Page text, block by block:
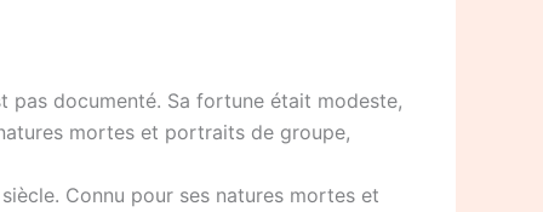
pas documenté. Sa fortune était modeste,
mortes et portraits de groupe,
Connu pour ses natures mortes et